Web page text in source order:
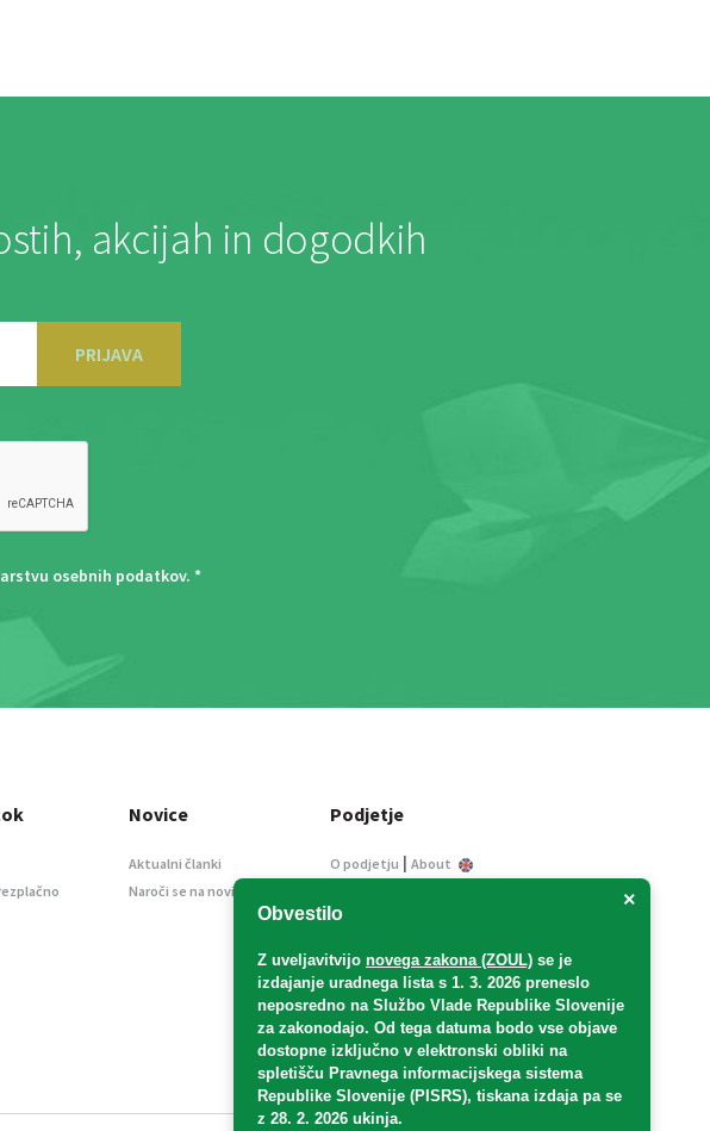
akcijah in dogodkih
PRIJAVA
osebnih podatkov. *
×
Obvestilo
Z uveljavitvijo novega zakona (ZOUL) se je
izdajanje uradnega lista s 1. 3. 2026 preneslo
neposredno na Službo Vlade Republike Slovenije
za zakonodajo. Od tega datuma bodo vse objave
dostopne izključno v elektronski obliki na
spletišču Pravnega informacijskega sistema
Republike Slovenije (PISRS), tiskana izdaja pa se
z 28. 2. 2026 ukinja.
Novice
Aktualni članki
Naroči se na novice
Podjetje
O podjetju | About
Informacije javnega
Oglaševanje
Splošni pogoji
Izjava o varstvu osebnih
podatkov
E-dražbe